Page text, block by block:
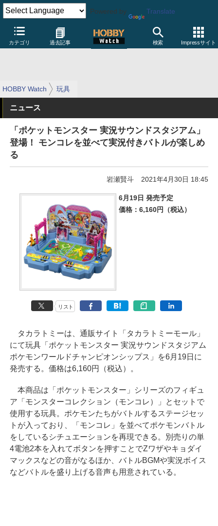
Powered by Translate
カテゴリ 過去記事 検索 Impressサイト
HOBBY Watch 玩具
ニュース
「ポケットモンスター 実況サウンドスタジアム」
登場！ モンコレを並べて実況付きバトルが楽しめ
る
岩瀬賢斗 2021年4月30日 18:45
6月19日 発売予定
価格：6,160円（税込）
リスト
タカラトミーは、通販サイト「タカラトミーモール」
にて玩具「ポケットモンスター 実況サウンドスタジアム
ポケモンワールドチャンピオンシップス」を6月19日に
発売する。価格は6,160円（税込）。
本商品は「ポケットモンスター」シリーズのフィギュ
ア「モンスターコレクション（モンコレ）」とセットで
使用する玩具。ポケモンたちがバトルするステージセッ
トが入っており、「モンコレ」を並べてポケモンバトル
をしているシチュエーションを再現できる。別売りの単
4電池2本を入れてボタンを押すことでZワザやキョダイ
マックスなどの音がなるほか、バトルBGMや実況ボイス
などバトルを盛り上げる音声も用意されている。